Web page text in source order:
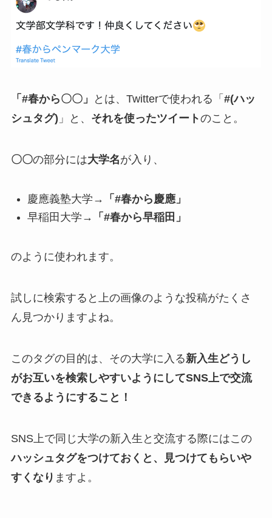
「#春から〇〇」 とは、Twitterで使われる「 #(ハッ
シュタグ) 」と、 それを使ったツイートのこと。
〇〇の部分には大学名が入り、
慶應義塾大学→
「#春から慶應」
早稲田大学→
「#春から早稲田」
のように使われます。
試しに検索すると上の画像のような投稿がたくさ
ん見つかりますよね。
このタグの目的は、その大学に入る新入生どうし
がお互いを検索しやすいようにしてSNS上で交流
できるようにすること！
SNS上で同じ大学の新入生と交流する際にはこの
ハッシュタグをつけておくと、見つけてもらいや
すくなり ますよ。